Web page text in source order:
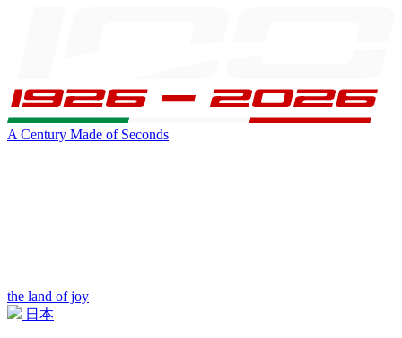
A Century Made of Seconds
the land of joy
日本